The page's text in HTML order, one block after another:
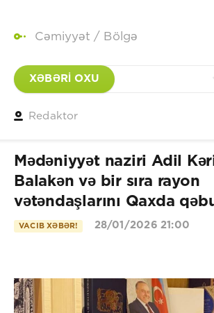
Cəmiyyət / Bölgə
XƏBƏRİ OXU
Redaktor
Mədəniyyət naziri Adil
Balakən və bir sıra rayon
vətəndaşlarını Qaxda
VACIB XƏBƏR! 28/01/2026 21:00